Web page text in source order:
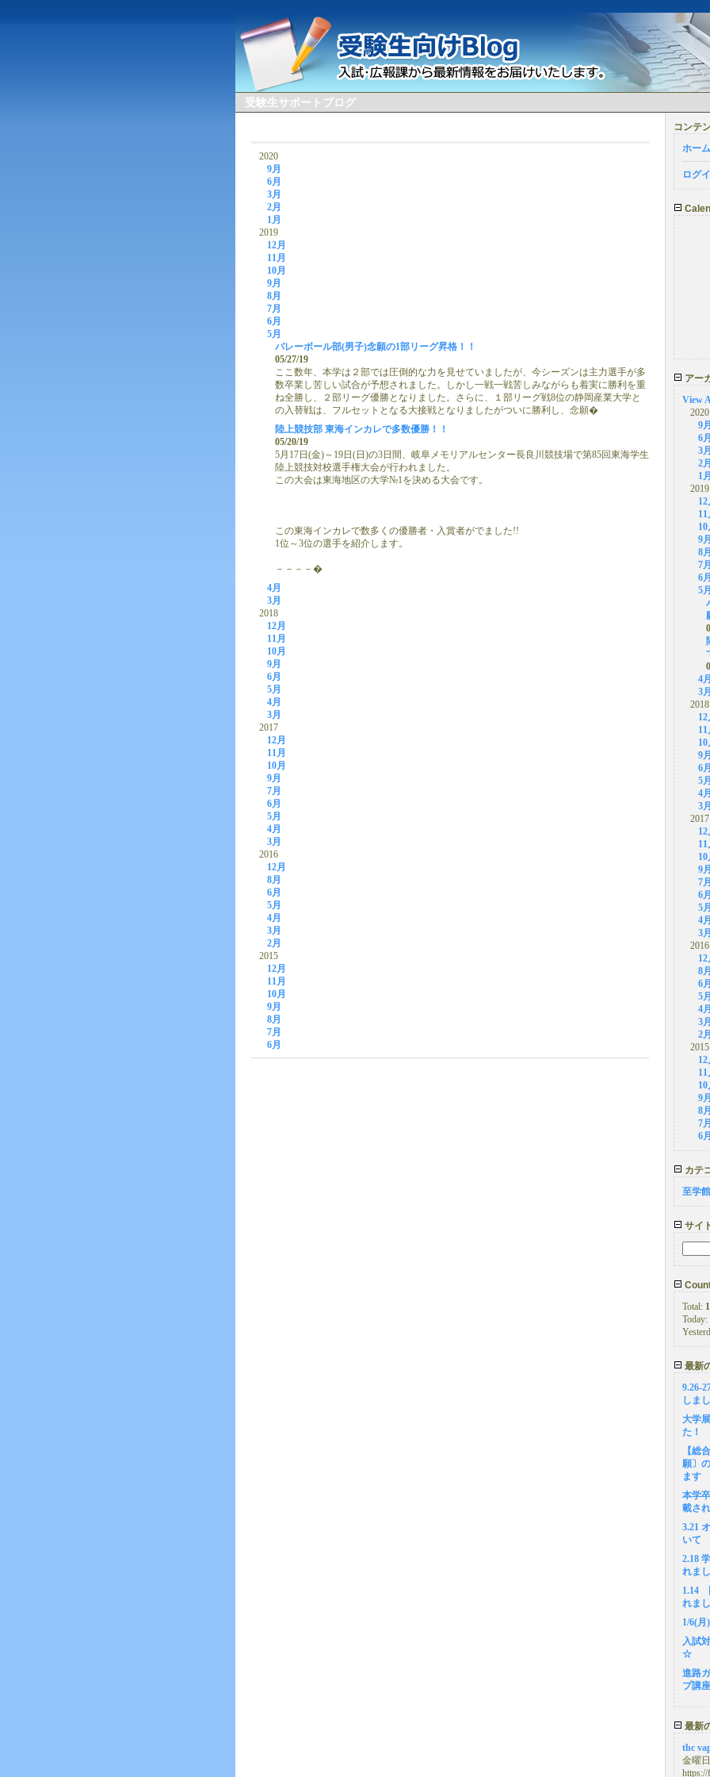
受験生サポートブログ
2020
9月
6月
3月
2月
1月
2019
12月
11月
10月
9月
8月
7月
6月
5月
バレーボール部(男子)念願の1部リーグ昇格！！
05/27/19
ここ数年、本学は２部では圧倒的な力を見せていましたが、今シーズンは主力選手が多
数卒業し苦しい試合が予想されました。しかし一戦一戦苦しみながらも着実に勝利を重
ね全勝し、２部リーグ優勝となりました。さらに、１部リーグ戦8位の静岡産業大学と
の入替戦は、フルセットとなる大接戦となりましたがついに勝利し、念願�
陸上競技部 東海インカレで多数優勝！！
05/20/19
5月17日(金)～19日(日)の3日間、岐阜メモリアルセンター長良川競技場で第85回東海学生
陸上競技対校選手権大会が行われました。
この大会は東海地区の大学№1を決める大会です。
この東海インカレで数多くの優勝者・入賞者がでました!!
1位～3位の選手を紹介します。
－－－－�
4月
3月
2018
12月
11月
10月
9月
6月
5月
4月
3月
2017
12月
11月
10月
9月
7月
6月
5月
4月
3月
2016
12月
8月
6月
5月
4月
3月
2月
2015
12月
11月
10月
9月
8月
7月
6月
コンテ
ホーム
ログ
アー
View
2020
9月
6月
3月
2月
1月
2019
12
11
10
9月
8月
7月
6月
5月
4月
3月
2018
12
11
10
9月
6月
5月
4月
3月
2017
12
11
10
9月
7月
6月
5月
4月
3月
2016
12
8月
6月
5月
4月
3月
2月
2015
12
11
10
9月
8月
7月
6月
カテ
至学
サイ
Total:
Today:
最新
9.26-
しま
大学
た！
【総
願〕
ます
本学
載さ
3.21
いて
2.18
れま
1.14
れま
1/6(月
入試
☆
進路
プ講座
最新
thc
金曜
https://